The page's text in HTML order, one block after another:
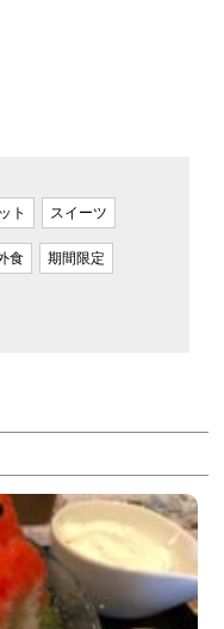
ト スイーツ
食 期間限定